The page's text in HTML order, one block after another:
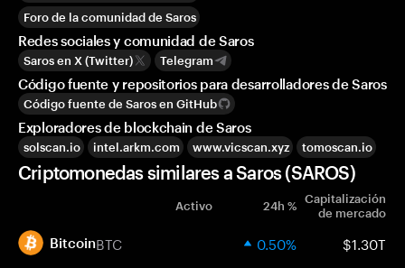
Foro de la comunidad de Saros
Redes sociales y comunidad de Saros
Saros en X (Twitter) Telegram
Código fuente y repositorios para desarrolladores de Saros
Código fuente de Saros en GitHub
Exploradores de blockchain de Saros
solscan.io intel.arkm.com www.vicscan.xyz tomoscan.io
Criptomonedas similares a Saros (SAROS)
Activo 24h % Capitalización
de mercado
BitcoinBTC 0.50% $1.30T